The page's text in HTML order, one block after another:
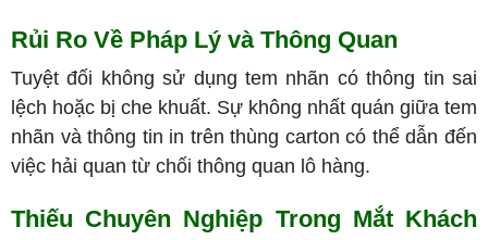
Rủi Ro Về Pháp Lý và Thông Quan
Tuyệt đối không sử dụng tem nhãn có thông tin sai
lệch hoặc bị che khuất. Sự không nhất quán giữa tem
nhãn và thông tin in trên thùng carton có thể dẫn đến
việc hải quan từ chối thông quan lô hàng.
Thiếu Chuyên Nghiệp Trong Mắt Khách